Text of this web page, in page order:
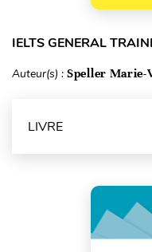
IELTS GENERAL
Auteur(s) : Speller
LIVRE